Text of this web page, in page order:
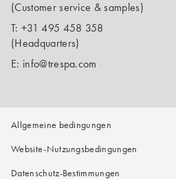
(Customer service & samples)
T: +31 495 458 358
(Headquarters)
E: info@trespa.com
Allgemeine bedingungen
Website-Nutzungsbedingungen
Datenschutz-Bestimmungen